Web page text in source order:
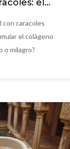
el
con caracoles
el colágeno
o milagro?